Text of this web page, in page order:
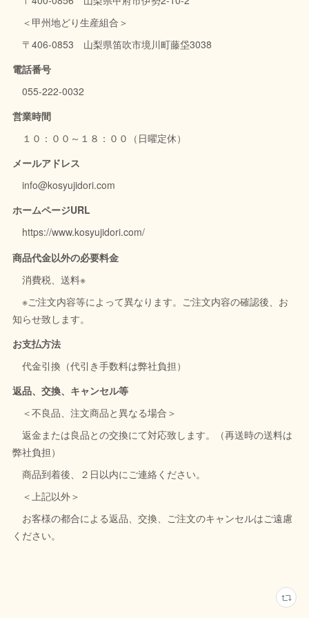
＜甲州地どり生産組合＞
〒406-0853 山梨県笛吹市境川町藤垈3038
電話番号
055-222-0032
営業時間
１０：００～１８：００（日曜定休）
メールアドレス
info@kosyujidori.com
ホームページURL
https://www.kosyujidori.com/
商品代金以外の必要料金
消費税、送料※
※ご注文内容等によって異なります。ご注文内容の確認後、お
知らせ致します。
お支払方法
代金引換（代引き手数料は弊社負担）
返品、交換、キャンセル等
＜不良品、注文商品と異なる場合＞
返金または良品との交換にて対応致します。（再送時の送料は
弊社負担）
商品到着後、２日以内にご連絡ください。
＜上記以外＞
お客様の都合による返品、交換、ご注文のキャンセルはご遠慮
ください。